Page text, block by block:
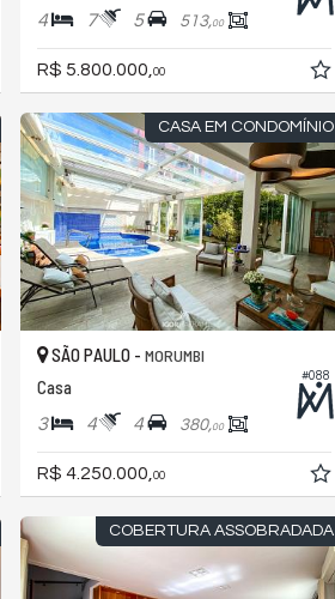
4 7 5 513,00
R$ 5.800.000, 00
CASA EM CONDOMÍNIO
#088
SÃO PAULO - MORUMBI
Casa
3 4 4 380,00
R$ 4.250.000, 00
COBERTURA ASSOBRADADA